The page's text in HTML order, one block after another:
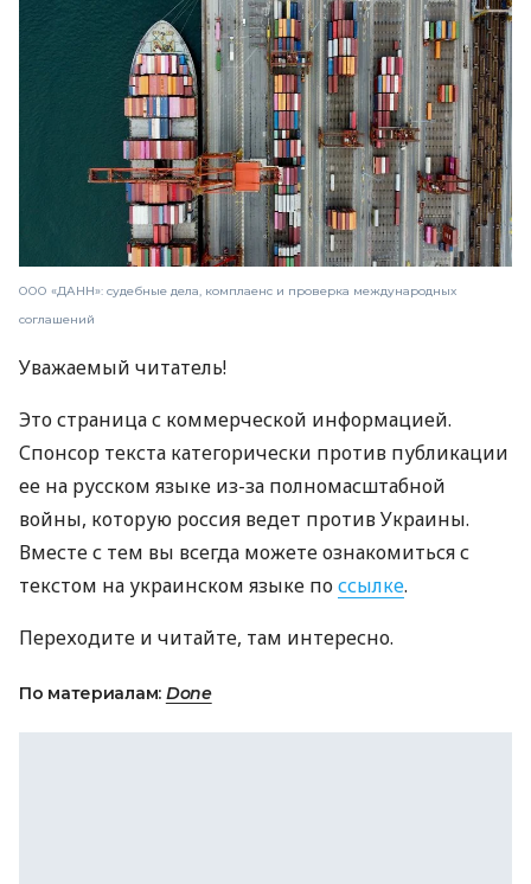
ООО «ДАНН»: судебные дела, комплаенс и проверка международных
соглашений
Уважаемый читатель!
Это страница с коммерческой информацией.
Спонсор текста категорически против публикации
ее на русском языке из-за полномасштабной
войны, которую россия ведет против Украины.
Вместе с тем вы всегда можете ознакомиться с
текстом на украинском языке поссылке.
Переходите и читайте, там интересно.
По материалам: Done